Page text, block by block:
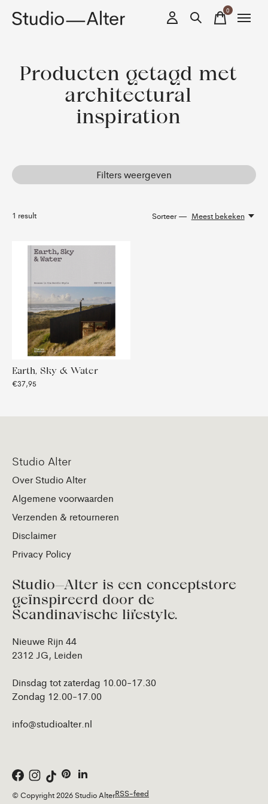
0items
Producten getagd met
architectural
inspiration
Filters weergeven
1 result Sorteer — Meest bekeken
Earth, Sky & Water
€37,95
Studio Alter
Over Studio Alter
Algemene voorwaarden
Verzenden & retourneren
Disclaimer
Privacy Policy
Studio—Alter is een conceptstore
geïnspireerd door de
Scandinavische lifestyle.
Nieuwe Rijn 44
2312 JG, Leiden
Dinsdag tot zaterdag 10.00-17.30
Zondag 12.00-17.00
info@studioalter.nl
© Copyright 2026 Studio AlterRSS-feed